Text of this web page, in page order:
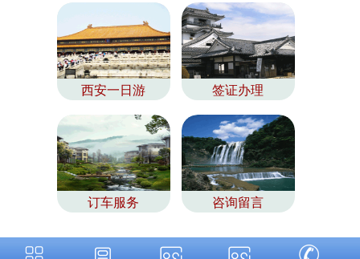
西安一日游 签证办理
订车服务 咨询留言